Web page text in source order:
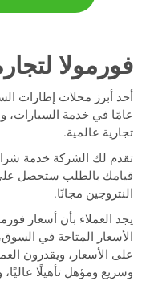
فورمولا
تجارية عالمية.
تقدم لك الشركة خدمة
قيامك بالطلب ستحصل على
النتروجين مجانًا.
يجد العملاء بأن أسعار
الأسعار المتاحة في
على الأسعار، ويقدرون
وسريع ومؤهل تأهيلًا